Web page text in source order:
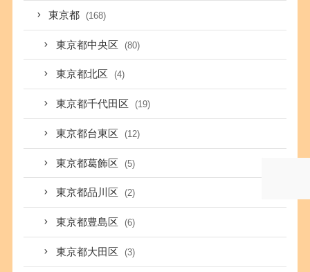
東京都 (168)
東京都中央区 (80)
東京都北区 (4)
東京都千代田区 (19)
東京都台東区 (12)
東京都葛飾区 (5)
東京都品川区 (2)
東京都豊島区 (6)
東京都大田区 (3)